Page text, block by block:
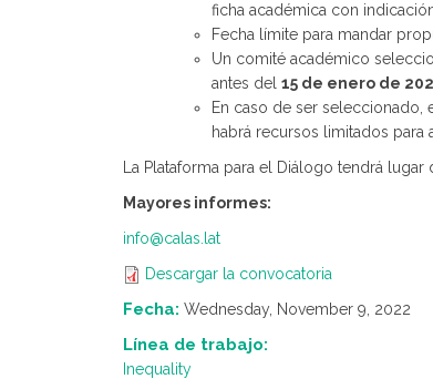
ficha académica con
Fecha límite para mandar
Un comité académico
antes del 15 de enero de
En caso de ser seleccionado,
habrá recursos limitados para
La Plataforma para el Diálogo tendrá lugar
Mayores informes:
info@calas.lat
Descargar la convocatoria
Fecha: Wednesday, November 9, 2022
Línea de trabajo:
Inequality